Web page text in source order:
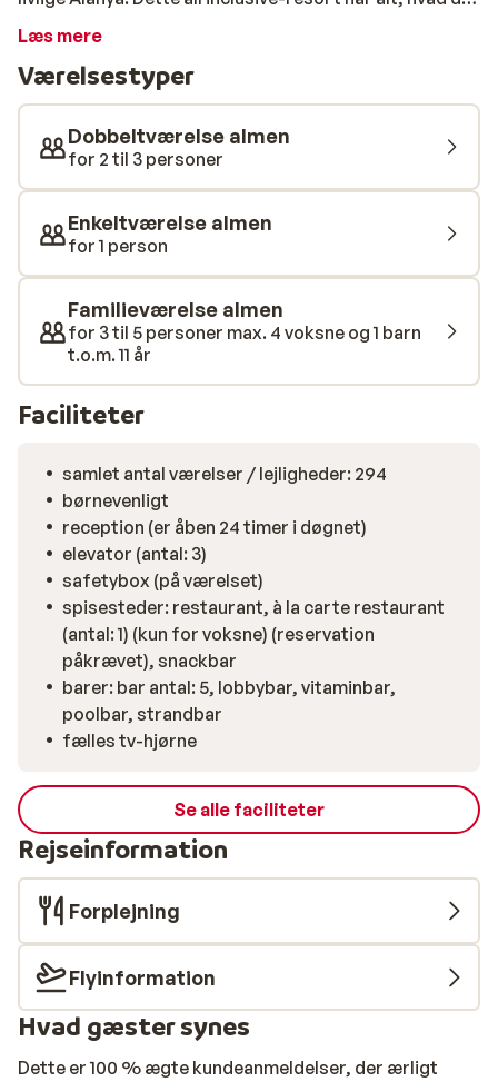
behøver til en bekymringsfri ferie - fra indbydende
nyde solen, havet og et væld af sports- og
afslapningsmuligheder. Ingen ferie uden god mad, og
fra dit værelse skal du bare følge duften af
traditionelle tyrkiske retter, så finder du en masse
skønne madmuligheder, hvor du kan vælge mellem
buffetrestauranten eller à la carte. Med Ultra All
Inclusive-konceptet er alt lidt nemmere. Her er både
måltider, drikkevarer og snacks inkluderet. Efter et
spaområdet, hvor du kan benytte sauna, dampbad eller
fitnessrum. Mod betaling kan du også forkæle dig selv
der mulighed for beachvolley, tennis eller forskellige
vandsportsaktiviteter. Takket være en beliggenhed
få skridt. I nærområdet finder du butikker, caféer og
gode forbindelser til Alanya, hvor du kan tage en tur på
bazaren eller en tur med svævebanen op til Alanyas
berømte borg.
Læs mere
Værelsestyper
Dobbeltværelse almen
for 2 til 3 personer
Enkeltværelse almen
for 1 person
Familieværelse almen
for 3 til 5 personer max. 4 voksne og 1 barn
t.o.m. 11 år
Faciliteter
samlet antal værelser / lejligheder: 294
børnevenligt
reception (er åben 24 timer i døgnet)
elevator (antal: 3)
safetybox (på værelset)
spisesteder: restaurant, à la carte restaurant
(antal: 1) (kun for voksne) (reservation
påkrævet), snackbar
barer: bar antal: 5, lobbybar, vitaminbar,
poolbar, strandbar
fælles tv-hjørne
Se alle faciliteter
Rejseinformation
Forplejning
Flyinformation
Hvad gæster synes
Dette er 100 % ægte kundeanmeldelser, der ærligt